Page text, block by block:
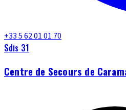
+33 5 62 01 01 70
Sdis 31
Centre de Secours de